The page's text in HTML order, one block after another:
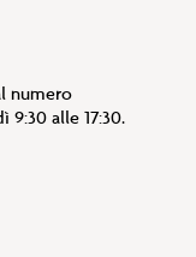
numero
alle 17:30.